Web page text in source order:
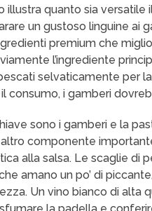
illustra quanto sia
un gustoso linguine ai
premium che
l’ingrediente
selvaticamente per
consumo, i gamberi
sono i gamberi e la
componente
alla salsa. Le scaglie di
amano un po’ di
Un vino bianco di alta